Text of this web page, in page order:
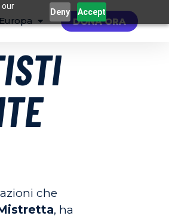
our
Deny Accept
DONA ORA
che
, ha